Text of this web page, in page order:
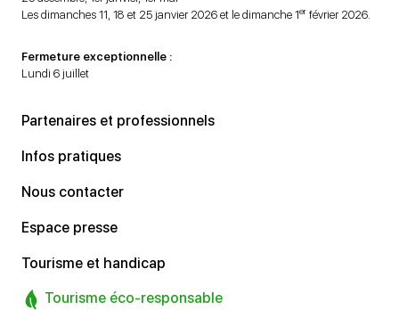
Les dimanches 11, 18 et 25 janvier 2026 et le dimanche 1er février 2026.
Fermeture exceptionnelle :
Lundi 6 juillet
Partenaires et professionnels
Infos pratiques
Nous contacter
Espace presse
Tourisme et handicap
Tourisme éco-responsable